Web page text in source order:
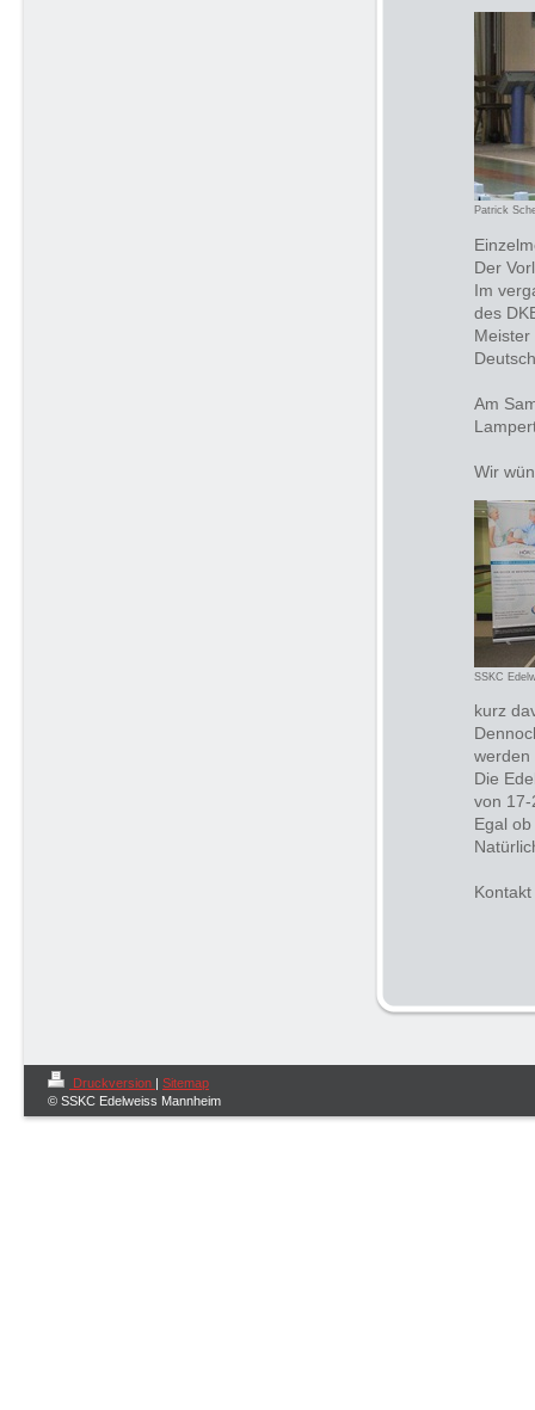
Patrick
Der
Im
des
Am
Wir
SSKC
kurz
werden
Die
von 17-
Egal
Druckversion | Sitemap
© SSKC Edelweiss Mannheim